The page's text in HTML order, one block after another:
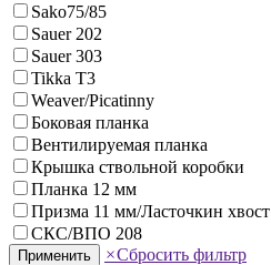
Sako75/85
Sauer 202
Sauer 303
Tikka T3
Weaver/Picatinny
Боковая планка
Вентилируемая планка
Крышка ствольной коробки
Планка 12 мм
Призма 11 мм/Ласточкин хвост
СКС/ВПО 208
Применить ×Сбросить фильтр